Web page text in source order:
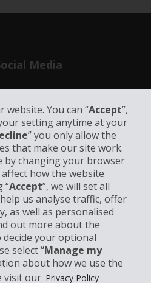
website. You can “Accept”,
setting anytime at your
” you only allow the
that make our site work.
by changing your browser
how the website
“Accept”, we will set all
us analyse traffic, offer
as well as personalised
out more about the
decide your optional
select “Manage my
about how we use the
visit our Privacy Policy
Media